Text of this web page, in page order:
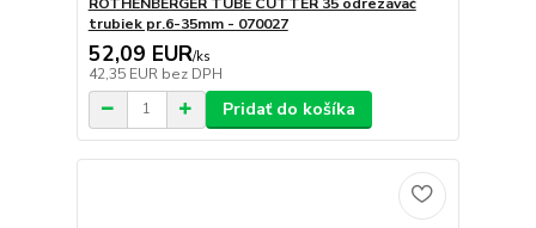
trubiek pr.6-35mm - 070027
52,09 EUR/ks
42,35 EUR bez DPH
Pridať do košíka